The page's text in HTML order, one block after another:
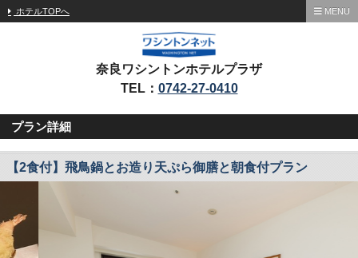
ホテルTOPへ MENU
奈良ワシントンホテルプラザ
TEL： 0742-27-0410
プラン詳細
【2食付】飛鳥鍋とお造り天ぷら御膳と朝食付プラン